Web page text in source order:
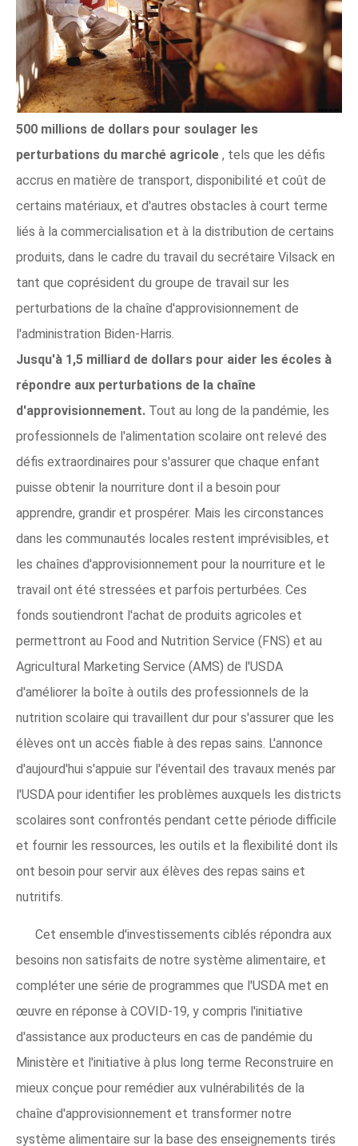
500 millions de dollars pour soulager les
perturbations du marché agricole , tels que les défis
accrus en matière de transport, disponibilité et coût de
certains matériaux, et d'autres obstacles à court terme
liés à la commercialisation et à la distribution de certains
produits, dans le cadre du travail du secrétaire Vilsack en
tant que coprésident du groupe de travail sur les
perturbations de la chaîne d'approvisionnement de
l'administration Biden-Harris.
Jusqu'à 1,5 milliard de dollars pour aider les écoles à
répondre aux perturbations de la chaîne
d'approvisionnement. Tout au long de la pandémie, les
professionnels de l'alimentation scolaire ont relevé des
défis extraordinaires pour s'assurer que chaque enfant
puisse obtenir la nourriture dont il a besoin pour
apprendre, grandir et prospérer. Mais les circonstances
dans les communautés locales restent imprévisibles, et
les chaînes d'approvisionnement pour la nourriture et le
travail ont été stressées et parfois perturbées. Ces
fonds soutiendront l'achat de produits agricoles et
permettront au Food and Nutrition Service (FNS) et au
Agricultural Marketing Service (AMS) de l'USDA
d'améliorer la boîte à outils des professionnels de la
nutrition scolaire qui travaillent dur pour s'assurer que les
élèves ont un accès fiable à des repas sains. L'annonce
d'aujourd'hui s'appuie sur l'éventail des travaux menés par
l'USDA pour identifier les problèmes auxquels les districts
scolaires sont confrontés pendant cette période difficile
et fournir les ressources, les outils et la flexibilité dont ils
ont besoin pour servir aux élèves des repas sains et
nutritifs.
Cet ensemble d'investissements ciblés répondra aux
besoins non satisfaits de notre système alimentaire, et
compléter une série de programmes que l'USDA met en
œuvre en réponse à COVID-19, y compris l'initiative
d'assistance aux producteurs en cas de pandémie du
Ministère et l'initiative à plus long terme Reconstruire en
mieux conçue pour remédier aux vulnérabilités de la
chaîne d'approvisionnement et transformer notre
système alimentaire sur la base des enseignements tirés